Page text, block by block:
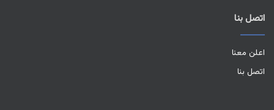
اتصل بنا
اعلن معنا
اتصل بنا